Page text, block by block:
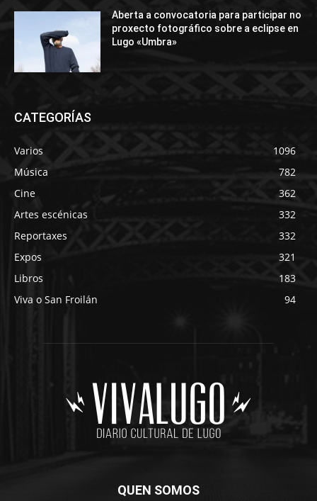
Aberta a convocatoria para participar no
proxecto fotográfico sobre a eclipse en
Lugo «Umbra»
CATEGORÍAS
Varios
1096
Música
782
Cine
362
Artes escénicas
332
Reportaxes
332
Expos
321
Libros
183
Viva o San Froilán
94
QUEN SOMOS